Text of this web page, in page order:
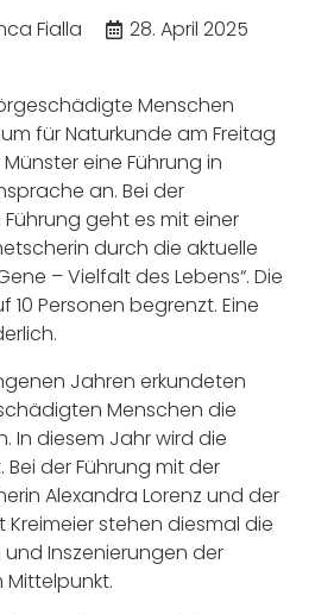
Fialla
28. April 2025
Menschen
für Naturkunde am Freitag
Münster eine Führung in
an. Bei der
geht es mit einer
durch die aktuelle
– Vielfalt des Lebens“. Die
10 Personen begrenzt. Eine
Jahren erkundeten
Menschen die
In diesem Jahr wird die
der Führung mit der
Alexandra Lorenz und der
Kreimeier stehen diesmal die
Inszenierungen der
Mittelpunkt.